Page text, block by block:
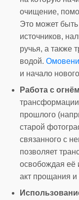
очищение,
Это может
источников,
ручья, а также
водой.
и начало
Работа с
прошлого
старой
связанного с
позволяет
освобождая её
акт прощания